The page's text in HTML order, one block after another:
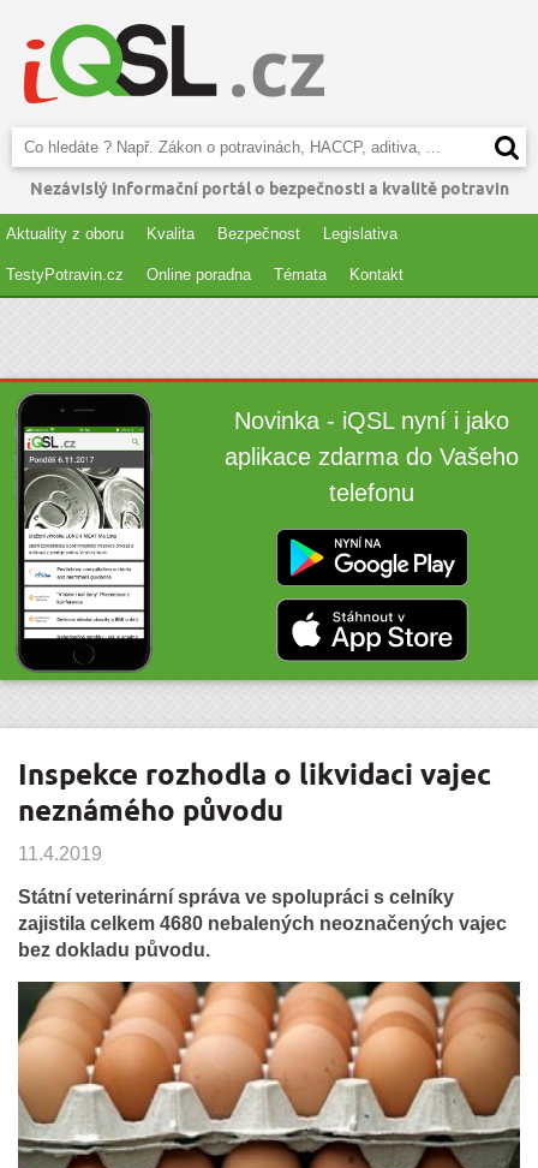
Nezávislý informační portál o bezpečnosti a kvalitě potravin
Aktuality z oboru Kvalita Bezpečnost Legislativa
TestyPotravin.cz Online poradna Témata Kontakt
Novinka - iQSL nyní i jako
aplikace zdarma do Vašeho
telefonu
Inspekce rozhodla o likvidaci vajec
neznámého původu
11.4.2019
Státní veterinární správa ve spolupráci s celníky
zajistila celkem 4680 nebalených neoznačených vajec
bez dokladu původu.